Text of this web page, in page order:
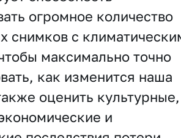
огромное количество
снимков с
максимально точно
как изменится наша
оценить культурные,
и